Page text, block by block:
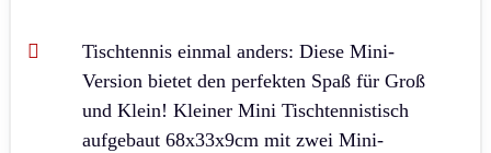
Tischtennis einmal anders: Diese Mini-
Version bietet den perfekten Spaß für Groß
und Klein! Kleiner Mini Tischtennistisch
aufgebaut 68x33x9cm mit zwei Mini-